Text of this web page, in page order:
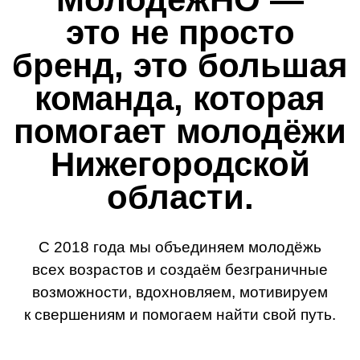
С 2018 года мы объединяем молодёжь
всех возрастов и создаём безграничные
возможности, вдохновляем, мотивируем
к свершениям и помогаем найти свой путь.